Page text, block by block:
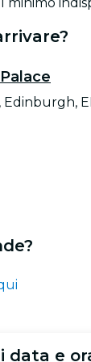
Edinburgh,
data e